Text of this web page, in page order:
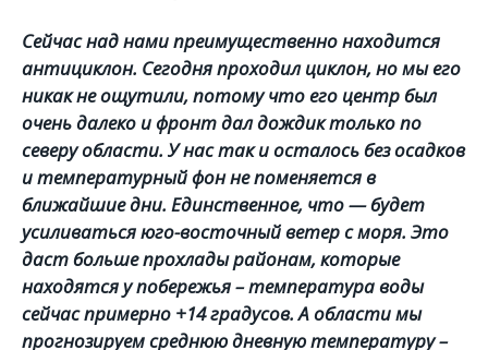
Сейчас над нами преимущественно находится
антициклон. Сегодня проходил циклон, но мы его
никак не ощутили, потому что его центр был
очень далеко и фронт дал дождик только по
северу области. У нас так и осталось без осадков
и температурный фон не поменяется в
ближайшие дни. Единственное, что — будет
усиливаться юго-восточный ветер с моря. Это
даст больше прохлады районам, которые
находятся у побережья – температура воды
сейчас примерно +14 градусов. А области мы
прогнозируем среднюю дневную температуру –